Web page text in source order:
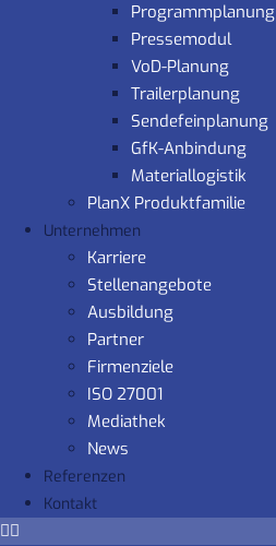
Programmplanung
Pressemodul
VoD-Planung
Trailerplanung
Sendefeinplanung
GfK-Anbindung
Materiallogistik
PlanX Produktfamilie
Unternehmen
Karriere
Stellenangebote
Ausbildung
Partner
Firmenziele
ISO 27001
Mediathek
News
Referenzen
Kontakt